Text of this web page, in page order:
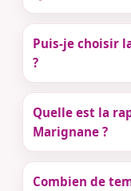
Puis-je choisir
?
Quelle est la
Marignane ?
Combien de